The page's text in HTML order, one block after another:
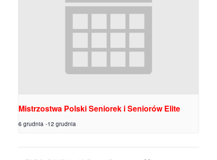
Mistrzostwa Polski Seniorek i Seniorów Elite
6 grudnia -12 grudnia